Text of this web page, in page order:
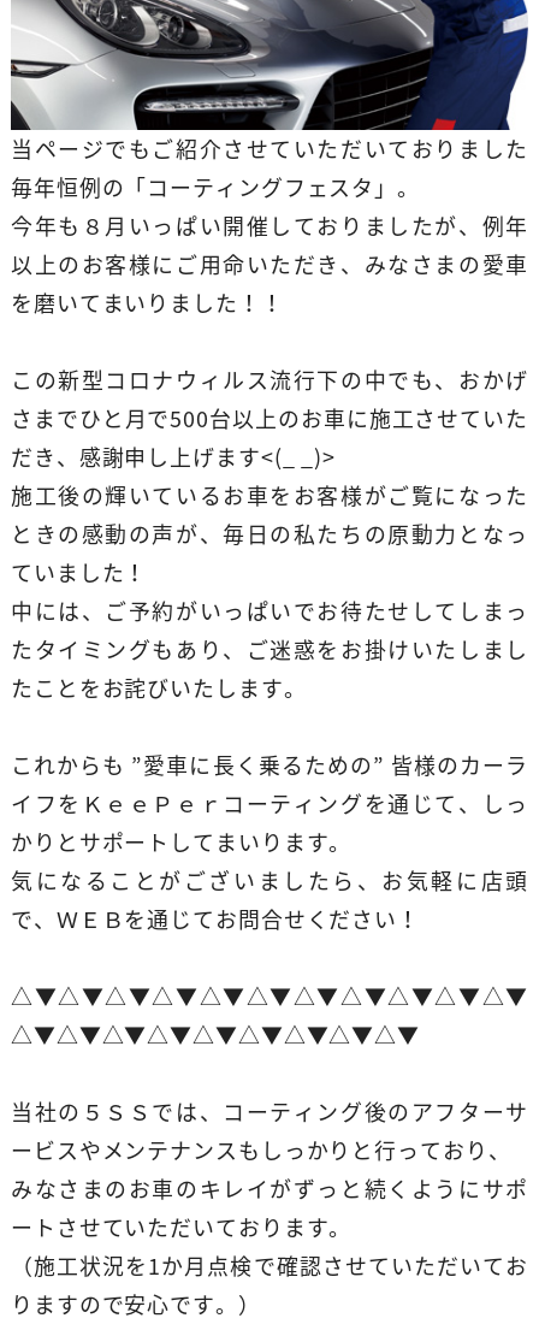
当ページでもご紹介させていただいておりました
毎年恒例の「コーティングフェスタ」。
今年も８月いっぱい開催しておりましたが、例年
以上のお客様にご用命いただき、みなさまの愛車
を磨いてまいりました！！
この新型コロナウィルス流行下の中でも、おかげ
さまでひと月で500台以上のお車に施工させていた
だき、感謝申し上げます<(_ _)>
施工後の輝いているお車をお客様がご覧になった
ときの感動の声が、毎日の私たちの原動力となっ
ていました！
中には、ご予約がいっぱいでお待たせしてしまっ
たタイミングもあり、ご迷惑をお掛けいたしまし
たことをお詫びいたします。
これからも ”愛車に長く乗るための” 皆様のカーラ
イフをＫｅｅＰｅｒコーティングを通じて、しっ
かりとサポートしてまいります。
気になることがございましたら、お気軽に店頭
で、ＷＥＢを通じてお問合せください！
△▼△▼△▼△▼△▼△▼△▼△▼△▼△▼△▼
△▼△▼△▼△▼△▼△▼△▼△▼△▼
当社の５ＳＳでは、コーティング後のアフターサ
ービスやメンテナンスもしっかりと行っており、
みなさまのお車のキレイがずっと続くようにサポ
ートさせていただいております。
（施工状況を1か月点検で確認させていただいてお
りますので安心です。）